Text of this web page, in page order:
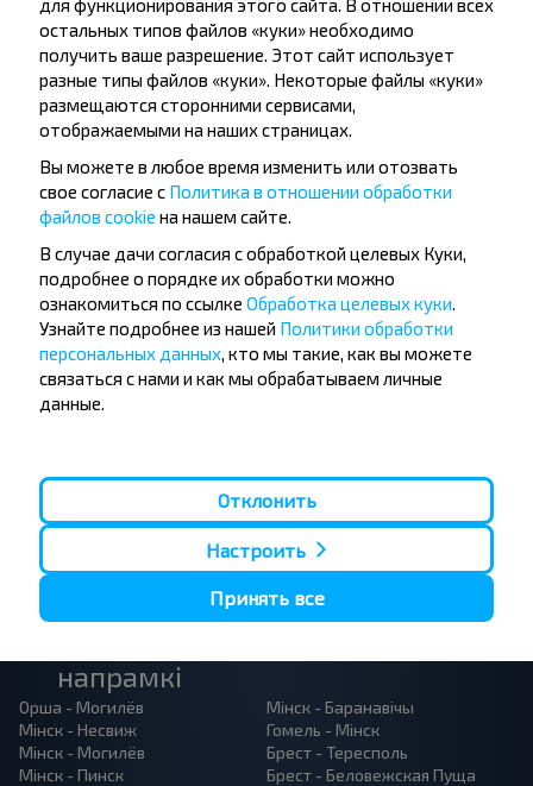
Жадаеце
падарожнічаць
танней?
Не прапусці спецыяльныя акцыі, зніжкі і іншыя
цікавыя прапановы INFOBUS. Падпішыся на
атрыманне навін і падарожнічай з намі танней!
напрамкі
Орша - Могилёв
Мінск - Несвиж
Мінск - Могилёв
Мінск - Пинск
Мінск - Баранавiчы
Гомель - Мінск
Брест - Тересполь
Брест - Беловежская Пуща
для функционирования этого сайта. В отношении всех
остальных типов файлов «куки» необходимо
получить ваше разрешение. Этот сайт использует
разные типы файлов «куки». Некоторые файлы «куки»
размещаются сторонними сервисами,
отображаемыми на наших страницах.
Вы можете в любое время изменить или отозвать
свое согласие с Политика в отношении обработки
файлов cookie на нашем сайте.
В случае дачи согласия с обработкой целевых Куки,
подробнее о порядке их обработки можно
ознакомиться по ссылке Обработка целевых куки.
Узнайте подробнее из нашей Политики обработки
персональных данных, кто мы такие, как вы можете
связаться с нами и как мы обрабатываем личные
данные.
Отклонить
Настроить
Принять все